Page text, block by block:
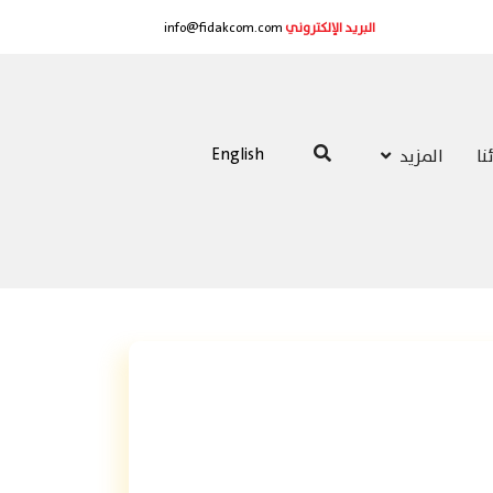
البريد الإلكتروني info@fidakcom.com
المزيد English